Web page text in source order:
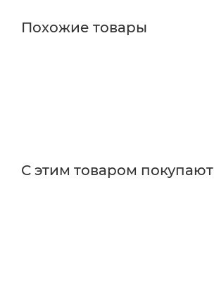
Похожие товары
С этим товаром покупают